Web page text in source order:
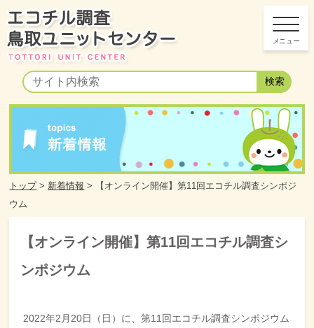
トップ> 新着情報 >
【オンライン開催】第11回エコチル調査シンポジ
ウム
【オンライン開催】第11回エコチル調査シ
ンポジウム
2022年2月20日（日）に、第11回エコチル調査シンポジウム